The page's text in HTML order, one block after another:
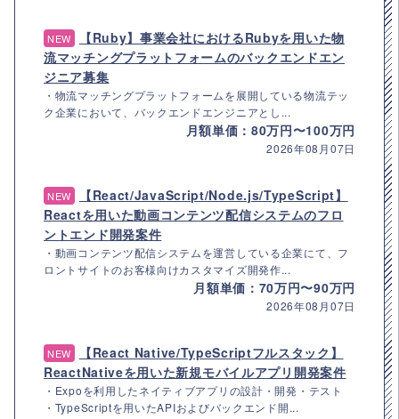
NEW
【Ruby】事業会社におけるRubyを用いた物
流マッチングプラットフォームのバックエンドエン
ジニア募集
・物流マッチングプラットフォームを展開している物流テッ
ク企業において、バックエンドエンジニアとし...
月額単価：80万円〜100万円
2026年08月07日
NEW
【React/JavaScript/Node.js/TypeScript】
Reactを用いた動画コンテンツ配信システムのフロ
ントエンド開発案件
・動画コンテンツ配信システムを運営している企業にて、フ
ロントサイトのお客様向けカスタマイズ開発作...
月額単価：70万円〜90万円
2026年08月07日
NEW
【React Native/TypeScriptフルスタック】
ReactNativeを用いた新規モバイルアプリ開発案件
・Expoを利用したネイティブアプリの設計・開発・テスト
・TypeScriptを用いたAPIおよびバックエンド開...